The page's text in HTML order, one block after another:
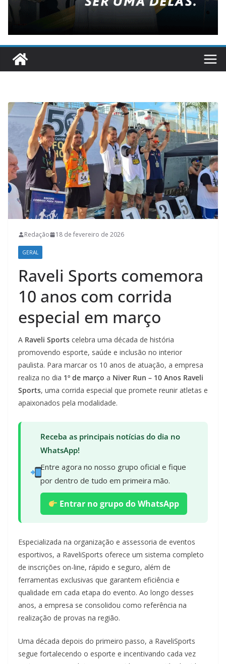
Redação 18 de fevereiro de 2026
GERAL
Raveli Sports comemora
10 anos com corrida
especial em março
A Raveli Sports celebra uma década de história
promovendo esporte, saúde e inclusão no interior
paulista. Para marcar os 10 anos de atuação, a empresa
realiza no dia 1º de março a Niver Run – 10 Anos Raveli
Sports, uma corrida especial que promete reunir atletas e
apaixonados pela modalidade.
Receba as principais notícias do dia no
WhatsApp!
Entre agora no nosso grupo oficial e fique
por dentro de tudo em primeira mão.
Entrar no grupo do WhatsApp
Especializada na organização e assessoria de eventos
esportivos, a RaveliSports oferece um sistema completo
de inscrições on-line, rápido e seguro, além de
ferramentas exclusivas que garantem eficiência e
qualidade em cada etapa do evento. Ao longo desses
anos, a empresa se consolidou como referência na
realização de provas na região.
Uma década depois do primeiro passo, a RaveliSports
segue fortalecendo o esporte e incentivando cada vez